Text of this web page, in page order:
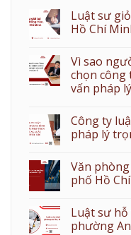
Luật sư
Hồ Chí
Vì sao
chọn công
vấn pháp
Công ty
pháp lý
Văn
phố Hồ
Luật sư
phường